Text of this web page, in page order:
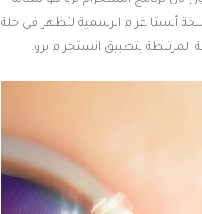
أنستا غرام الرسمية لتظهر في حلة
بتطبيق انستجرام برو.